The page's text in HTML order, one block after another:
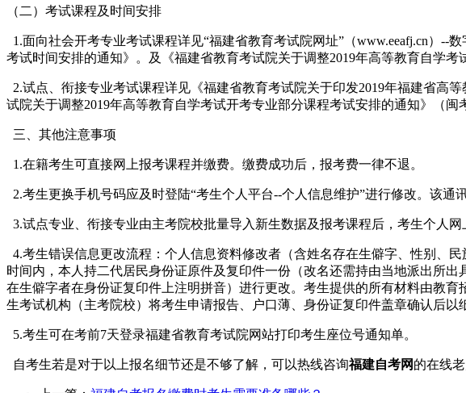
（二）考试课程及时间安排
1.面向社会开考专业考试课程详见“福建省教育考试院网址”（www.eeafj.cn）
考试时间安排的通知》。及《福建省教育考试院关于调整2019年高等教育自学考
2.试点、衔接专业考试课程详见《福建省教育考试院关于印发2019年福建省高
试院关于调整2019年高等教育自学考试开考专业部分课程考试安排的通知》（闽
三、其他注意事项
1.在籍考生可直接网上报考课程并缴费。缴费成功后，报考费一律不退。
2.考生更换手机号码应及时登陆“考生个人平台--个人信息维护”进行修改。该通
3.试点专业、衔接专业由主考院校批量导入新生数据及报考课程后，考生个人网
4.考生错误信息更改流程：个人信息资料修改者（含姓名存在生僻字、性别、
时间内，本人持二代居民身份证原件及复印件一份（改名还需持由当地派出所
在生僻字者在身份证复印件上注明拼音）进行更改。考生提供的所有材料由教
生考试机构（主考院校）将考生申请报告、户口薄、身份证复印件盖章确认后以
5.考生可在考前7天登录福建省教育考试院网站打印考生座位号通知单。
自考生若是对于以上报名细节还是不够了解，可以热线咨询福建自考网的在线